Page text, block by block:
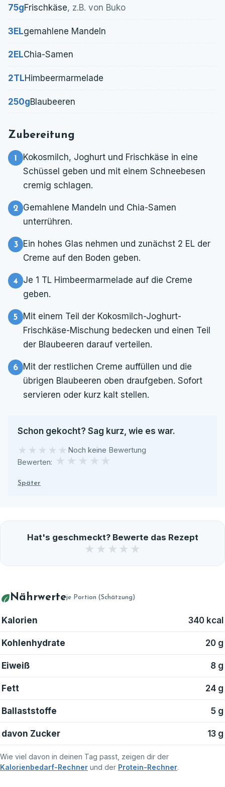
75gFrischkäse, z.B. von Buko
3ELgemahlene Mandeln
2 ELChia-Samen
2TLHimbeermarmelade
250gBlaubeeren
Zubereitung
Kokosmilch, Joghurt und Frischkäse in eine
Schüssel geben und mit einem Schneebesen
cremig schlagen.
Gemahlene Mandeln und Chia-Samen
unterrühren.
Ein hohes Glas nehmen und zunächst 2 EL der
Creme auf den Boden geben.
Je 1 TL Himbeermarmelade auf die Creme
geben.
Mit einem Teil der Kokosmilch-Joghurt-
Frischkäse-Mischung bedecken und einen Teil
der Blaubeeren darauf verteilen.
Mit der restlichen Creme auffüllen und die
übrigen Blaubeeren oben draufgeben. Sofort
servieren oder kurz kalt stellen.
Schon gekocht? Sag kurz, wie es war.
★★★★★
★★★★★ Noch keine Bewertung
Bewerten: ★ ★ ★ ★ ★
Später
Hat's geschmeckt? Bewerte das Rezept
★ ★ ★ ★ ★
Nährwerteje Portion (Schätzung)
Kalorien 340 kcal
Kohlenhydrate 20 g
Eiweiß 8 g
Fett 24 g
Ballaststoffe 5 g
davon Zucker 13 g
Wie viel davon in deinen Tag passt, zeigen dir der
Kalorienbedarf-Rechner und der Protein-Rechner.